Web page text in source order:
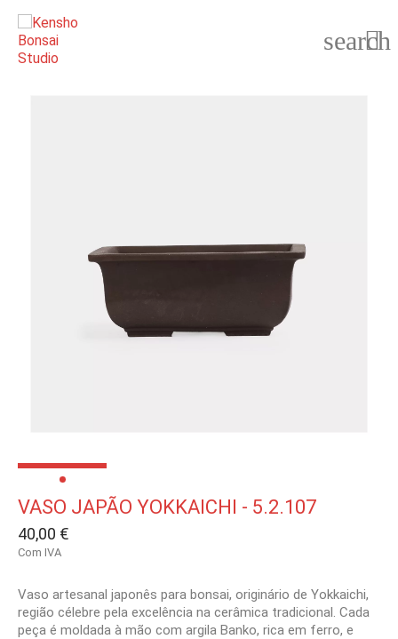

search
VASO JAPÃO YOKKAICHI - 5.2.107
40,00 €
Com IVA
Vaso artesanal japonês para bonsai, originário de Yokkaichi,
região célebre pela excelência na cerâmica tradicional. Cada
peça é moldada à mão com argila Banko, rica em ferro, e